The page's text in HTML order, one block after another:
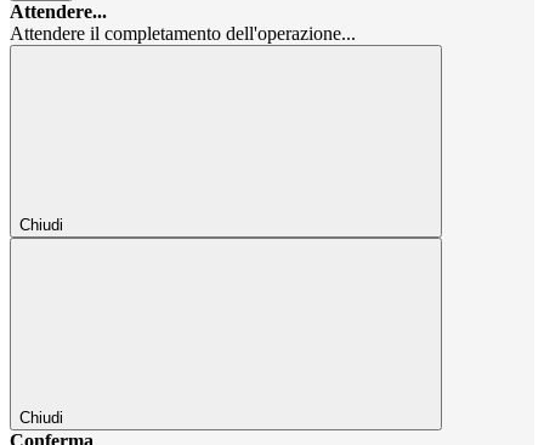
Attendere...
Attendere il completamento dell'operazione...
Chiudi
Chiudi